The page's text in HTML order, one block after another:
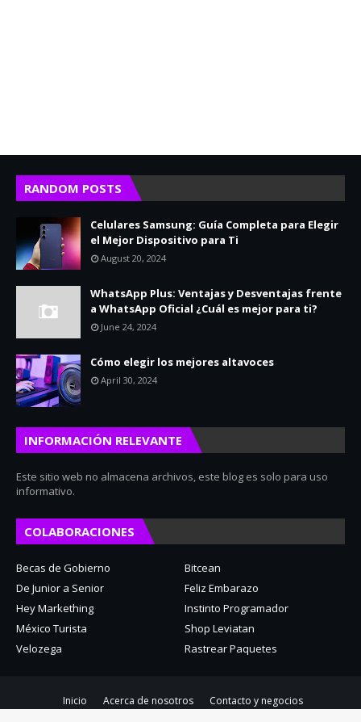
RANDOM POSTS
Celulares Samsung: Guía Completa para Elegir
el Mejor Dispositivo para Ti
August 20, 2024
WhatsApp Plus: Ventajas y Desventajas frente
a WhatsApp Oficial ¿Cuál es mejor para ti?
June 24, 2024
Cómo elegir los mejores altavoces
April 30, 2024
INFORMACIÓN RELEVANTE
Este sitio web no almacena archivos, este blog es solo para uso
informativo.
COLABORACIONES
Becas de Gobierno
Bitcean
De Junior a Senior
Feliz Embarazo
Hey Markething
Instinto Programador
México Turista
Shop Leviatan
Velozega
Rastrear Paquetes
Inicio Acerca de nosotros
Contacto y negocios